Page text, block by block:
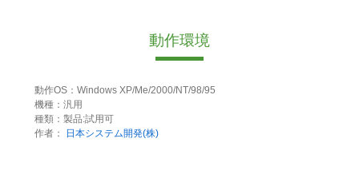
動作環境
動作OS：Windows XP/Me/2000/NT/98/95
機種：汎用
種類：製品:試用可
作者：
日本システム開発(株)